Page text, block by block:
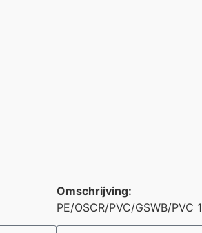
Omschrijving:
PE/OSCR/PVC/GSWB/